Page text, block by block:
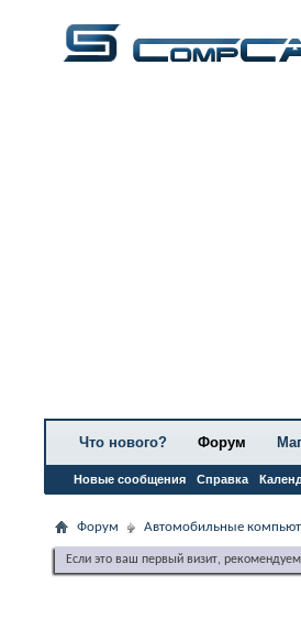
Что нового? Форум
Новые сообщения Справка
Форум Автомобильные
Если это ваш первый визит,